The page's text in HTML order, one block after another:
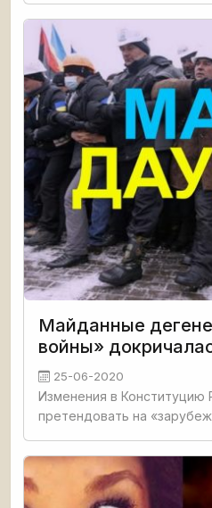
партии Шария. И угрозы о
расправах над
Майданные
войны»
25-06-2020
Изменения в Конституцию
претендовать на
система, идущая через
сельскохозяйственные